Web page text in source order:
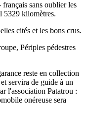
sans oublier les
5329 kilomètres.
cités et les bons crus.
Périples pédestres
reste en collection
servira de guide à un
l'association Patatrou :
onéreuse sera